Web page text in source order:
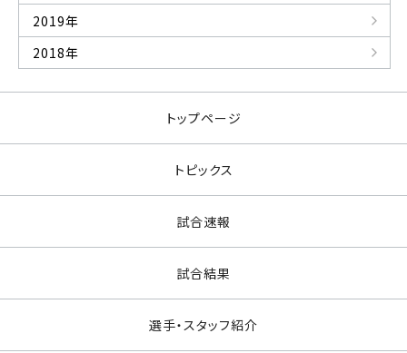
2019年
2018年
トップページ
トピックス
試合速報
試合結果
選手・スタッフ紹介